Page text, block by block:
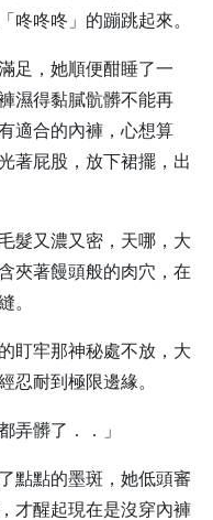
咚咚咚」的蹦跳起來。
足，她順便酣睡了一
濕得黏膩骯髒不能再
適合的內褲，心想算
著屁股，放下裙擺，出
髮又濃又密，天哪，大
夾著饅頭般的肉穴，在
。
盯牢那神秘處不放，大
忍耐到極限邊緣。
弄髒了．．」
點點的墨斑，她低頭審
才醒起現在是沒穿內褲